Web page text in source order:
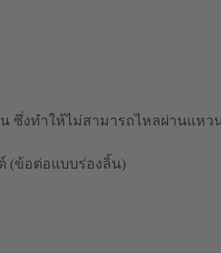
ซึ่งทำให้ไม่สามารถไหลผ่านแหว
(ข้อต่อแบบร่องลิ้น)